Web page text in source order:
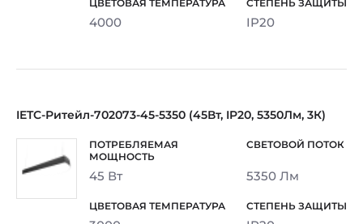
4000 IP20
IETC-Ритейл-702073-45-5350 (45Вт, IP20, 5350Лм, 3К)
45 Вт 5350 Лм